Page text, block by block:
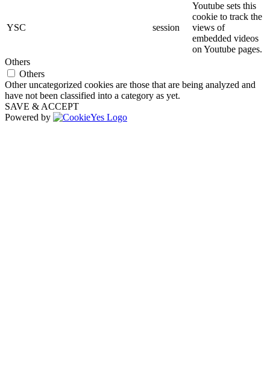
YSC session
Youtube sets this
cookie to track the
views of
embedded videos
on Youtube pages.
Others
Others
Other uncategorized cookies are those that are being analyzed and
have not been classified into a category as yet.
SAVE & ACCEPT
Powered by